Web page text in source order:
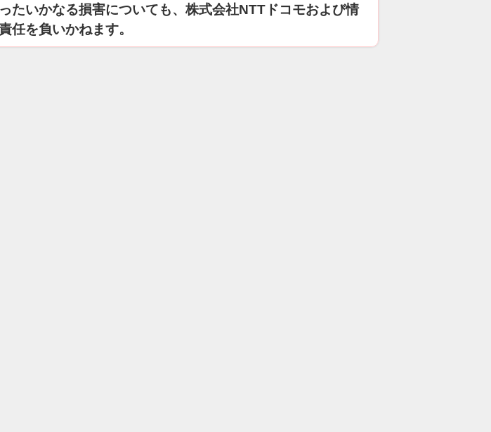
たいかなる損害についても、株式会社NTTドコモおよび情
任を負いかねます。